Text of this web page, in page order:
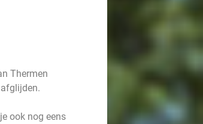
Thermen
ook nog eens